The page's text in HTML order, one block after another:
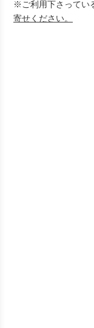
※ご利用下さってい
寄せください。